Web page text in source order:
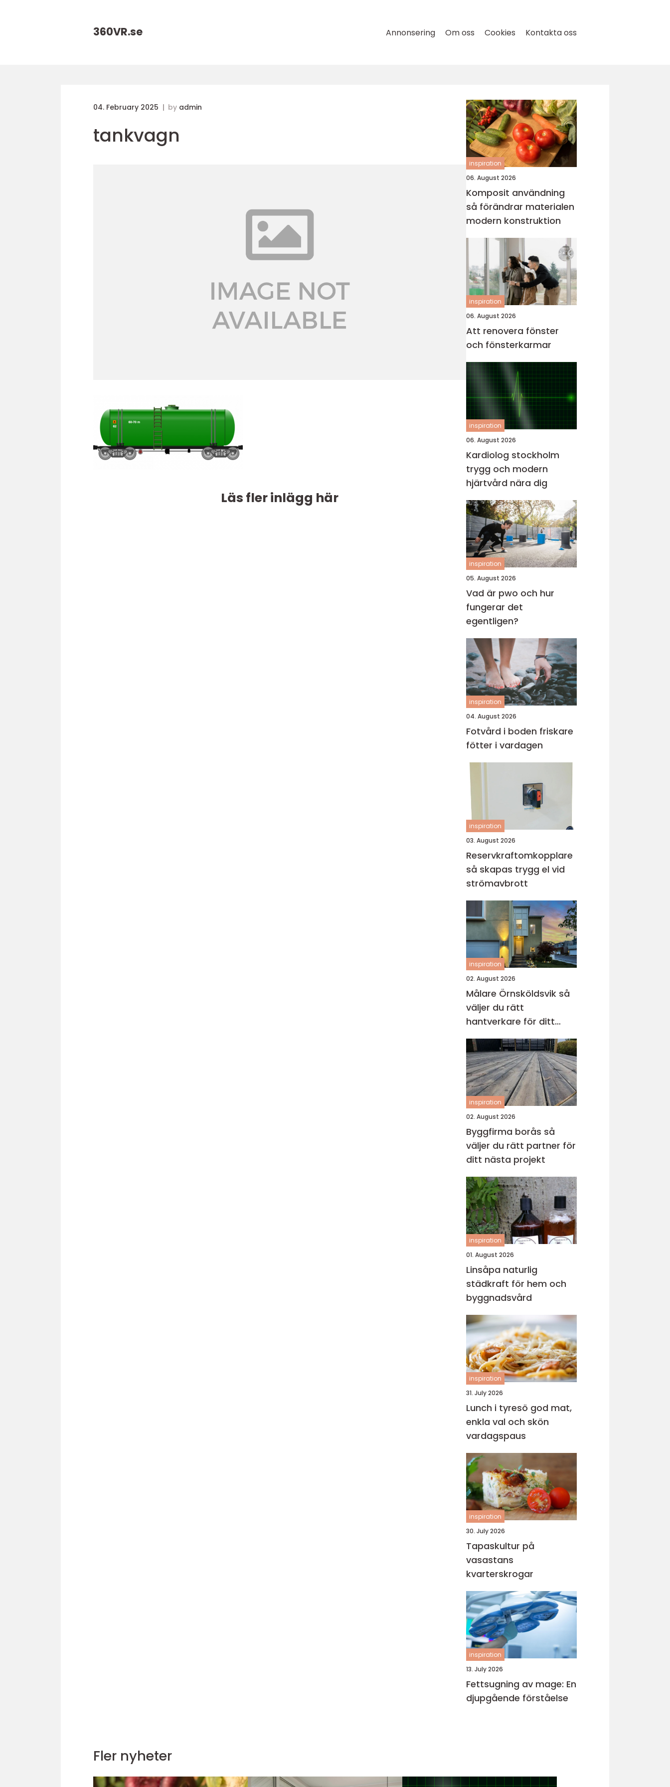
360VR.se Annonsering Om oss Cookies Kontakta oss
04. February 2025 by admin
tankvagn
Läs fler inlägg här
inspiration
06. August 2026
Komposit användning
så förändrar materialen
modern konstruktion
inspiration
06. August 2026
Att renovera fönster
och fönsterkarmar
inspiration
06. August 2026
Kardiolog stockholm
trygg och modern
hjärtvård nära dig
inspiration
05. August 2026
Vad är pwo och hur
fungerar det
egentligen?
inspiration
04. August 2026
Fotvård i boden friskare
fötter i vardagen
inspiration
03. August 2026
Reservkraftomkopplare
så skapas trygg el vid
strömavbrott
inspiration
02. August 2026
Målare Örnsköldsvik så
väljer du rätt
hantverkare för ditt
projekt
inspiration
02. August 2026
Byggfirma borås så
väljer du rätt partner för
ditt nästa projekt
inspiration
01. August 2026
Linsåpa naturlig
städkraft för hem och
byggnadsvård
inspiration
31. July 2026
Lunch i tyresö god mat,
enkla val och skön
vardagspaus
inspiration
30. July 2026
Tapaskultur på
vasastans
kvarterskrogar
inspiration
13. July 2026
Fettsugning av mage: En
djupgående förståelse
Fler nyheter